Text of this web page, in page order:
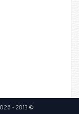
© 2013 - 2026 جميع الحقوق محفوظة